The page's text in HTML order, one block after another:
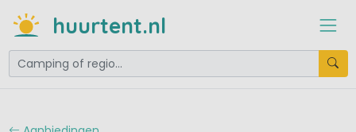
huurtent.nl